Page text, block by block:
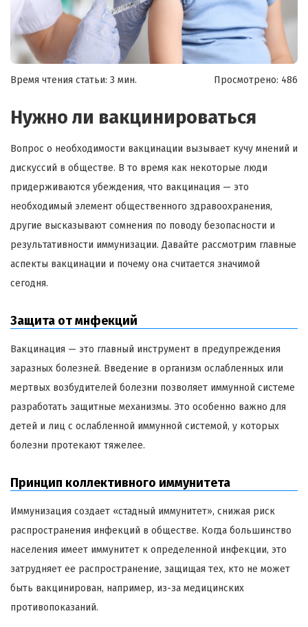
Время чтения статьи: 3 мин. Просмотрено: 486
Нужно ли вакцинироваться
Вопрос о необходимости вакцинации вызывает кучу мнений и
дискуссий в обществе. В то время как некоторые люди
придерживаются убеждения, что вакцинация — это
необходимый элемент общественного здравоохранения,
другие высказывают сомнения по поводу безопасности и
результативности иммунизации. Давайте рассмотрим главные
аспекты вакцинации и почему она считается значимой
сегодня.
Защита от мнфекций
Вакцинация — это главный инструмент в предупреждения
заразных болезней. Введение в организм ослабленных или
мертвых возбудителей болезни позволяет иммунной системе
разработать защитные механизмы. Это особенно важно для
детей и лиц с ослабленной иммунной системой, у которых
болезни протекают тяжелее.
Принцип коллективного иммунитета
Иммунизация создает «стадный иммунитет», снижая риск
распространения инфекций в обществе. Когда большинство
населения имеет иммунитет к определенной инфекции, это
затрудняет ее распространение, защищая тех, кто не может
быть вакцинирован, например, из-за медицинских
противопоказаний.